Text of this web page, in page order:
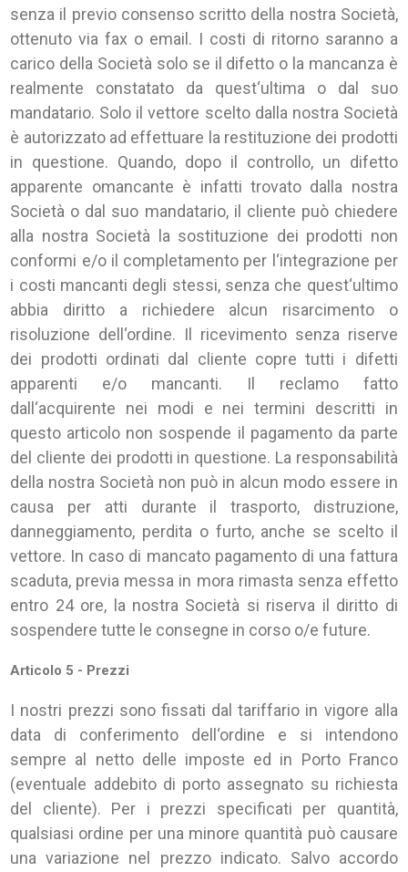
senza il previo consenso scritto della nostra Società,
ottenuto via fax o email. I costi di ritorno saranno a
carico della Società solo se il difetto o la mancanza è
realmente constatato da quest‘ultima o dal suo
mandatario. Solo il vettore scelto dalla nostra Società
è autorizzato ad effettuare la restituzione dei prodotti
in questione. Quando, dopo il controllo, un difetto
apparente omancante è infatti trovato dalla nostra
Società o dal suo mandatario, il cliente può chiedere
alla nostra Società la sostituzione dei prodotti non
conformi e/o il completamento per l‘integrazione per
i costi mancanti degli stessi, senza che quest‘ultimo
abbia diritto a richiedere alcun risarcimento o
risoluzione dell‘ordine. Il ricevimento senza riserve
dei prodotti ordinati dal cliente copre tutti i difetti
apparenti e/o mancanti. Il reclamo fatto
dall‘acquirente nei modi e nei termini descritti in
questo articolo non sospende il pagamento da parte
del cliente dei prodotti in questione. La responsabilità
della nostra Società non può in alcun modo essere in
causa per atti durante il trasporto, distruzione,
danneggiamento, perdita o furto, anche se scelto il
vettore. In caso di mancato pagamento di una fattura
scaduta, previa messa in mora rimasta senza effetto
entro 24 ore, la nostra Società si riserva il diritto di
sospendere tutte le consegne in corso o/e future.
Articolo 5 - Prezzi
I nostri prezzi sono fissati dal tariffario in vigore alla
data di conferimento dell‘ordine e si intendono
sempre al netto delle imposte ed in Porto Franco
(eventuale addebito di porto assegnato su richiesta
del cliente). Per i prezzi specificati per quantità,
qualsiasi ordine per una minore quantità può causare
una variazione nel prezzo indicato. Salvo accordo